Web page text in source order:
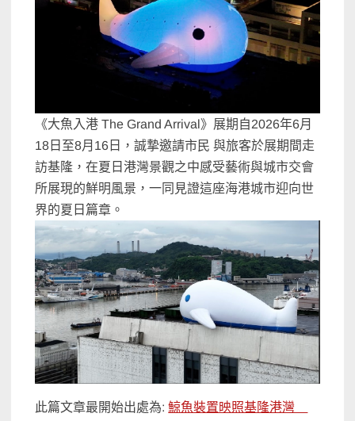
《大魚入港 The Grand Arrival》展期自2026年6月
18日至8月16日，誠摯邀請市民 與旅客於展期間走
訪基隆，在夏日港灣景觀之中感受藝術與城市交會
所展現的鮮明風景，一同見證這座海港城市迎向世
界的夏日篇章。
此篇文章最開始出處為:鯨魚裝置映照基隆港灣